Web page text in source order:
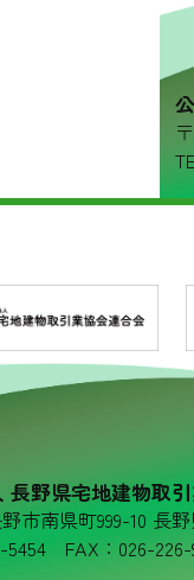
長野県宅地建物取
市南県町999-10 長
5454 FAX：026-226-